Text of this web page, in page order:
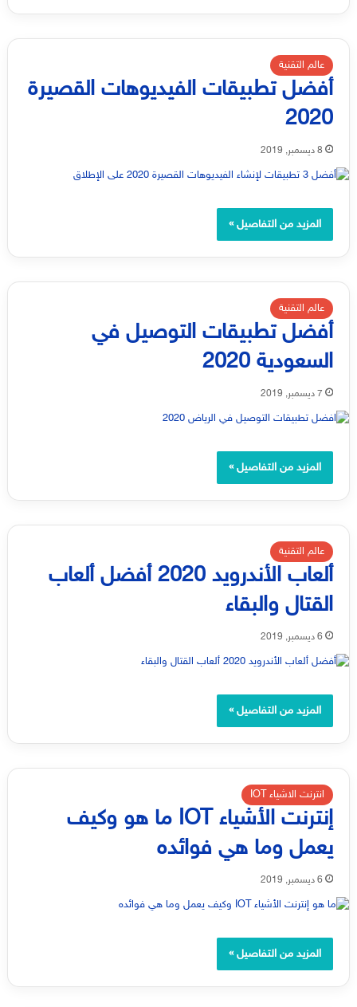
عالم التقنية
أفضل تطبيقات الفيديوهات القصيرة
2020
8 ديسمبر, 2019
المزيد من التفاصيل »
عالم التقنية
أفضل تطبيقات التوصيل في
السعودية 2020
7 ديسمبر, 2019
المزيد من التفاصيل »
عالم التقنية
ألعاب الأندرويد 2020 أفضل ألعاب
القتال والبقاء
6 ديسمبر, 2019
المزيد من التفاصيل »
انترنت الاشياء IOT
إنترنت الأشياء IOT ما هو وكيف
يعمل وما هي فوائده
6 ديسمبر, 2019
المزيد من التفاصيل »